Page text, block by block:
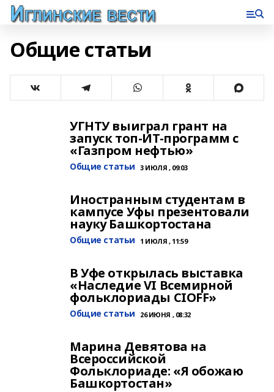
Общие статьи
УГНТУ выиграл грант на
запуск топ-ИТ-программ с
«Газпром нефтью»
Общие статьи 3 ИЮЛЯ , 09:03
Иностранным студентам в
кампусе Уфы презентовали
науку Башкортостана
Общие статьи 1 ИЮЛЯ , 11:59
В Уфе открылась выставка
«Наследие VI Всемирной
фольклориады CIOFF»
Общие статьи 26 ИЮНЯ , 08:32
Марина Девятова на
Всероссийской
Фольклориаде: «Я обожаю
Башкортостан»